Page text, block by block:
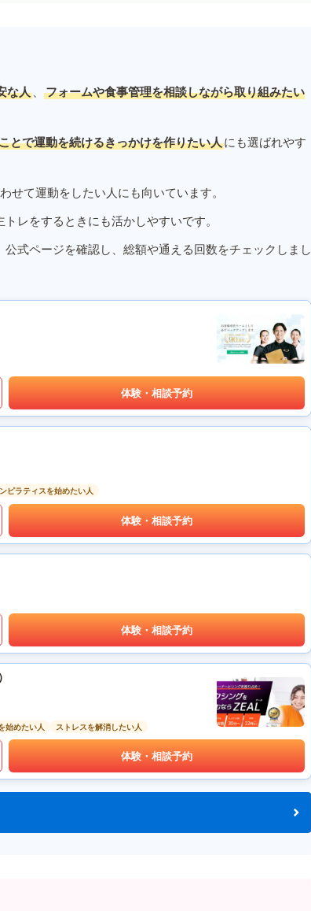
な人 、
フォームや食事管理を相談しながら取り組みたい
とで運動を続けるきっかけを作りたい人にも選ばれやす
せて運動をしたい人にも向いています。
レをするときにも活かしやすいです。
式ページを確認し、総額や通える回数をチェックしまし
体験・相談予約
ピラティスを始めたい人
体験・相談予約
体験・相談予約
始めたい人 ストレスを解消したい人
体験・相談予約